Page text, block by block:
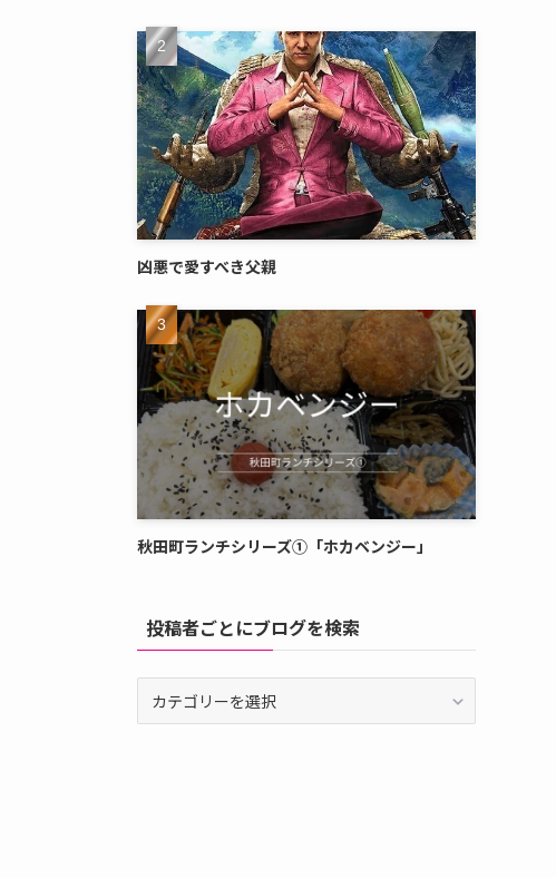
凶悪で愛すべき父親
秋田町ランチシリーズ①「ホカベンジー」
投稿者ごとにブログを検索